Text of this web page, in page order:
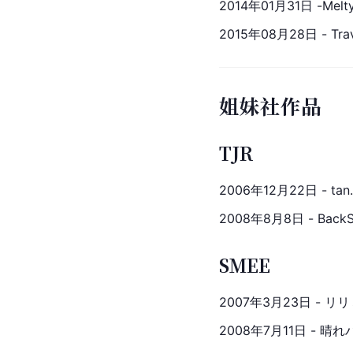
2014年01月31日 -
2015年08月28日 -
姐妹社作品
TJR
2006年12月22日 -
2008年8月8日 -
SMEE
2007年3月23日 - リリ
2008年7月11日 - 晴れ